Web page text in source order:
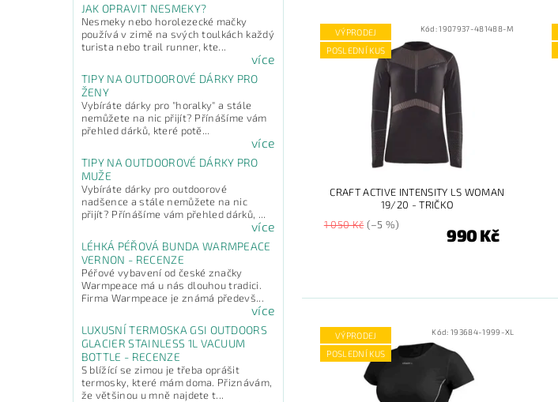
JAK OPRAVIT NESMEKY?
Nesmeky nebo horolezecké mačky
používá v zimě na svých toulkách každý
turista nebo trail runner, kte...
více
TIPY NA OUTDOOROVÉ DÁRKY PRO
ŽENY
Vybíráte dárky pro "horalky" a stále
nemůžete na nic přijít? Přínášíme vám
přehled dárků, které potě...
více
TIPY NA OUTDOOROVÉ DÁRKY PRO
MUŽE
Vybíráte dárky pro outdoorové
nadšence a stále nemůžete na nic
přijít? Přínášíme vám přehled dárků, ...
více
LÉHKÁ PÉŘOVÁ BUNDA WARMPEACE
VERNON - RECENZE
Péřové vybavení od české značky
Warmpeace má u nás dlouhou tradici.
Firma Warmpeace je známá předevš...
více
LUXUSNÍ TERMOSKA GSI OUTDOORS
GLACIER STAINLESS 1L VACUUM
BOTTLE - RECENZE
S blížící se zimou je třeba oprášit
termosky, které mám doma. Přiznávám,
že většinou u mně najdete t...
VÝPRODEJ
POSLEDNÍ KUS
Kód:1907937-481488-M
CRAFT ACTIVE INTENSITY LS WOMAN
19/20 - TRIČKO
1 050 Kč(–5 %)
990 Kč
VÝPRODEJ
POSLEDNÍ KUS
Kód: 193684-1999-XL